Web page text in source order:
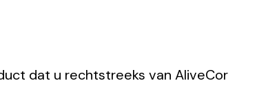
dat u rechtstreeks van AliveCor